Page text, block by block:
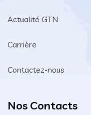
Actualité GTN
Carrière
Contactez-nous
Nos Contacts